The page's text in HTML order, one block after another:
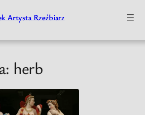
herb
Artysta Rzeźbiarz